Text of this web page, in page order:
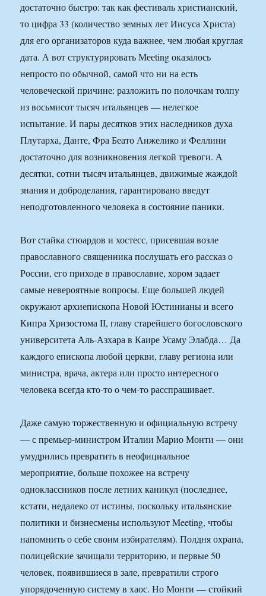
достаточно быстро: так как фестиваль христианский,
то цифра 33 (количество земных лет Иисуса Христа)
для его организаторов куда важнее, чем любая круглая
дата. А вот структурировать Мееting оказалось
непросто по обычной, самой что ни на есть
человеческой причине: разложить по полочкам толпу
из восьмисот тысяч итальянцев — нелегкое
испытание. И пары десятков этих наследников духа
Плутарха, Данте, Фра Беато Анжелико и Феллини
достаточно для возникновения легкой тревоги. А
десятки, сотни тысяч итальянцев, движимые жаждой
знания и доброделания, гарантировано введут
неподготовленного человека в состояние паники.
Вот стайка стюардов и хостесс, присевшая возле
православного священника послушать его рассказ о
России, его приходе в православие, хором задает
самые невероятные вопросы. Еще большей людей
окружают архиепископа Новой Юстинианы и всего
Кипра Хризостома II, главу старейшего богословского
университета Аль-Азхара в Каире Усаму Элабда… Да
каждого епископа любой церкви, главу региона или
министра, врача, актера или просто интересного
человека всегда кто-то о чем-то расспрашивает.
Даже самую торжественную и официальную встречу
— с премьер-министром Италии Марио Монти — они
умудрились превратить в неофициальное
мероприятие, больше похожее на встречу
одноклассников после летних каникул (последнее,
кстати, недалеко от истины, поскольку итальянские
политики и бизнесмены используют Meeting, чтобы
напомнить о себе своим избирателям). Полдня охрана,
полицейские зачищали территорию, и первые 50
человек, появившиеся в зале, превратили строго
упорядоченную систему в хаос. Но Монти — стойкий